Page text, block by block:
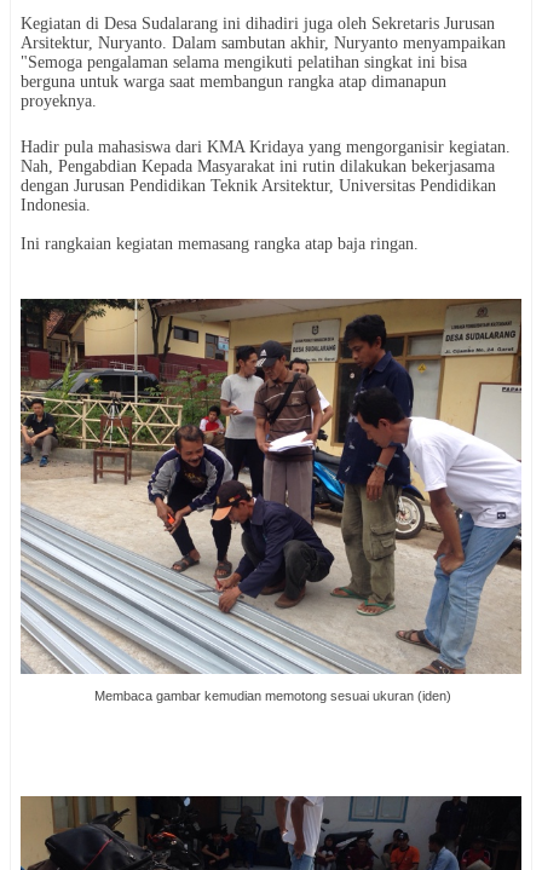
Kegiatan di Desa Sudalarang ini dihadiri juga oleh Sekretaris Jurusan
Arsitektur, Nuryanto. Dalam sambutan akhir, Nuryanto menyampaikan
"Semoga pengalaman selama mengikuti pelatihan singkat ini bisa
berguna untuk warga saat membangun rangka atap dimanapun
proyeknya.
Hadir pula mahasiswa dari KMA Kridaya yang mengorganisir kegiatan.
Nah, Pengabdian Kepada Masyarakat ini rutin dilakukan bekerjasama
dengan Jurusan Pendidikan Teknik Arsitektur, Universitas Pendidikan
Indonesia.
Ini rangkaian kegiatan memasang rangka atap baja ringan.
Membaca gambar kemudian memotong sesuai ukuran (iden)